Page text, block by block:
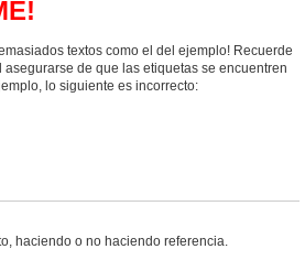
textos como el del ejemplo! Recuerde
de que las etiquetas se encuentren
lo siguiente es incorrecto:
haciendo o no haciendo referencia.